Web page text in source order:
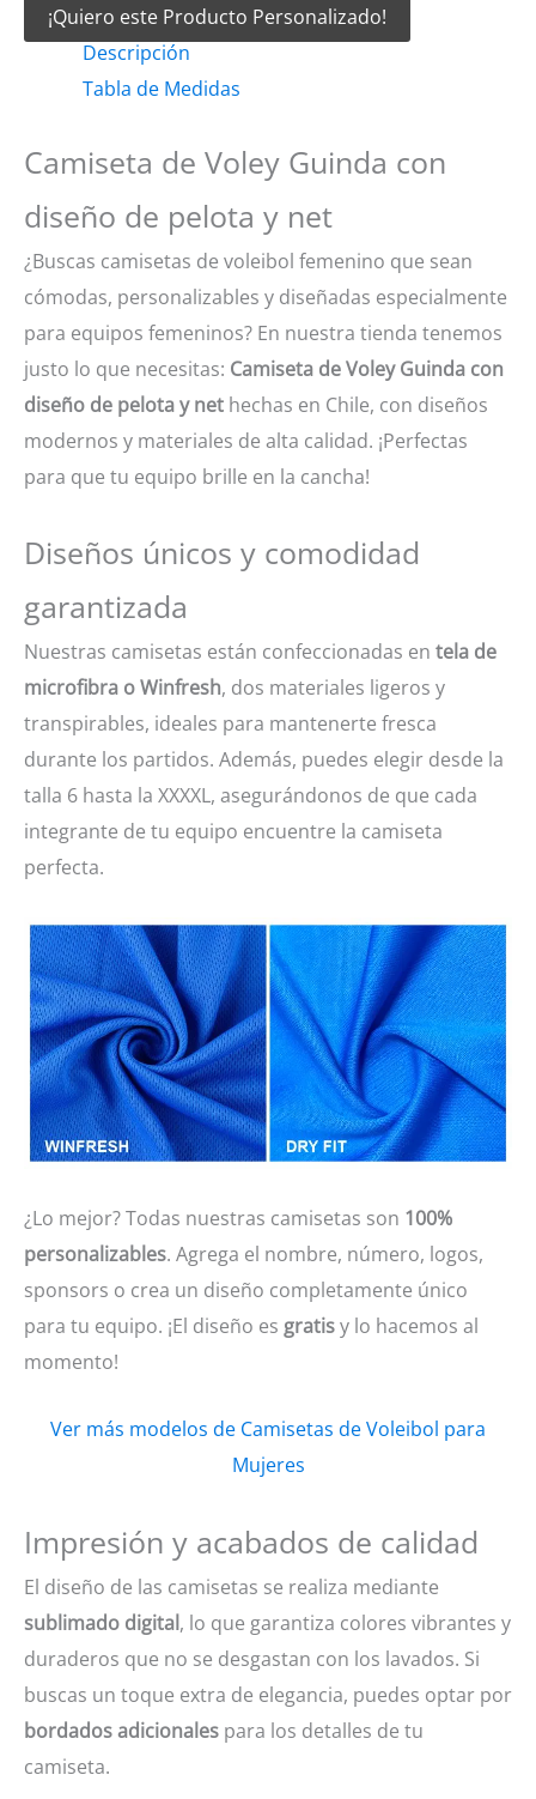
Voley
Guinda
de
pelota
cantidad
¡Quiero este Producto Personalizado!
Descripción
Tabla de Medidas
Camiseta de Voley Guinda con
diseño de pelota y net
¿Buscas camisetas de voleibol femenino que sean
cómodas, personalizables y diseñadas especialmente
para equipos femeninos? En nuestra tienda tenemos
justo lo que necesitas: Camiseta de Voley Guinda con
diseño de pelota y net hechas en Chile, con diseños
modernos y materiales de alta calidad. ¡Perfectas
para que tu equipo brille en la cancha!
Diseños únicos y comodidad
garantizada
Nuestras camisetas están confeccionadas en tela de
microfibra o Winfresh, dos materiales ligeros y
transpirables, ideales para mantenerte fresca
durante los partidos. Además, puedes elegir desde la
talla 6 hasta la XXXXL, asegurándonos de que cada
integrante de tu equipo encuentre la camiseta
perfecta.
¿Lo mejor? Todas nuestras camisetas son 100%
personalizables. Agrega el nombre, número, logos,
sponsors o crea un diseño completamente único
para tu equipo. ¡El diseño es gratisy lo hacemos al
momento!
Ver más modelos de Camisetas de Voleibol para
Mujeres
Impresión y acabados de calidad
El diseño de las camisetas se realiza mediante
sublimado digital, lo que garantiza colores vibrantes y
duraderos que no se desgastan con los lavados. Si
buscas un toque extra de elegancia, puedes optar por
bordados adicionales para los detalles de tu
camiseta.